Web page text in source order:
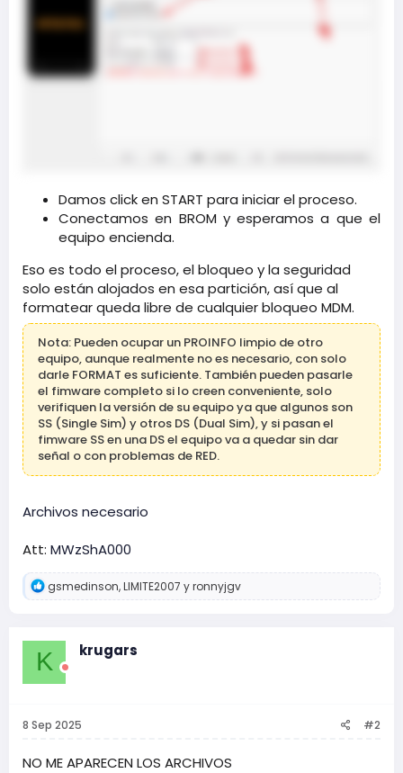
Damos click en START para iniciar el proceso.​
Conectamos en BROM y esperamos a que el
equipo encienda.​
Eso es todo el proceso, el bloqueo y la seguridad
solo están alojados en esa partición, así que al
formatear queda libre de cualquier bloqueo MDM.
Nota: Pueden ocupar un PROINFO limpio de otro
equipo, aunque realmente no es necesario, con solo
darle FORMAT es suficiente. También pueden pasarle
el fimware completo si lo creen conveniente, solo
verifiquen la versión de su equipo ya que algunos son
SS (Single Sim) y otros DS (Dual Sim), y si pasan el
fimware SS en una DS el equipo va a quedar sin dar
señal o con problemas de RED.
Archivos necesario
Att: MWzShA000
R
e
c
i
o
n
:
gsmedinson,LIMITE2007 yronnyjgv
K krugars
8 Sep 2025 #2
NO ME APARECEN LOS ARCHIVOS